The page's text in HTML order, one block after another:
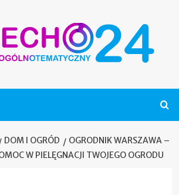
DOM I OGRÓD
OGRODNIK WARSZAWA –
W PIELĘGNACJI TWOJEGO OGRODU